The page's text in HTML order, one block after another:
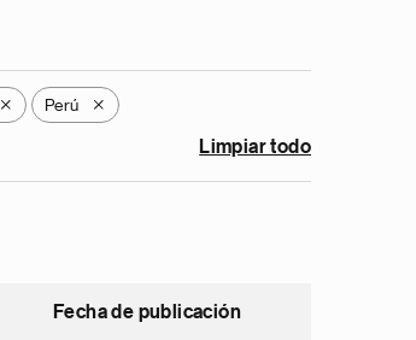
X Perú X
Limpiar todo
Fecha de publicación